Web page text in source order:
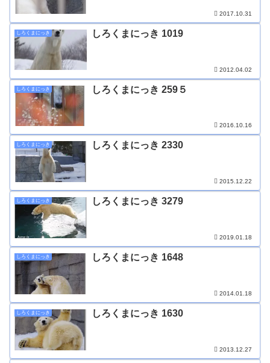
2017.10.31
しろくまにっき しろくまにっき 1019
2012.04.02
しろくまにっき しろくまにっき 259５
2016.10.16
しろくまにっき しろくまにっき 2330
2015.12.22
しろくまにっき しろくまにっき 3279
2019.01.18
しろくまにっき しろくまにっき 1648
2014.01.18
しろくまにっき しろくまにっき 1630
2013.12.27